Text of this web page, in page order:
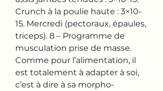
Crunch à la poulie haute : 3×10-
15. Mercredi (pectoraux, épaules,
triceps). 8 – Programme de
musculation prise de masse.
Comme pour l’alimentation, il
est totalement à adapter à soi,
c’est à dire à sa morpho-